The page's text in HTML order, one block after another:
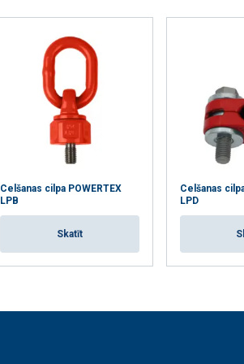
Celšanas cilpa POWERTEX
LPB
Skatīt
Celšanas
LPD